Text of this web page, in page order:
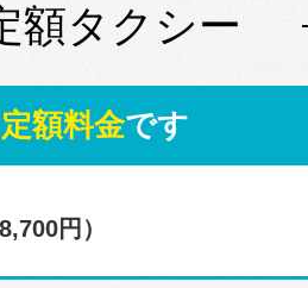
額タクシー
定額料金です
円）